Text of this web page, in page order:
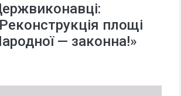
площі
— законна!»